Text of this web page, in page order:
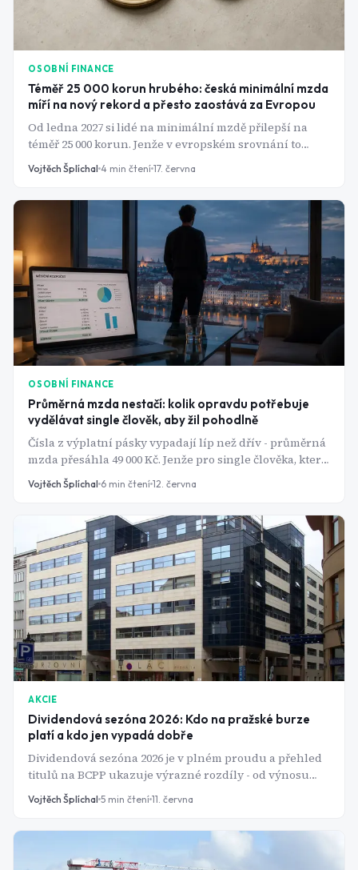
OSOBNÍ FINANCE
Téměř 25 000 korun hrubého: česká minimální mzda
míří na nový rekord a přesto zaostává za Evropou
Od ledna 2027 si lidé na minimální mzdě přilepší na
téměř 25 000 korun. Jenže v evropském srovnání to
Česku na chvostu pomáhá jen málo.
Vojtěch Šplíchal 4 min čtení 17. června
OSOBNÍ FINANCE
Průměrná mzda nestačí: kolik opravdu potřebuje
vydělávat single člověk, aby žil pohodlně
Čísla z výplatní pásky vypadají líp než dřív - průměrná
mzda přesáhla 49 000 Kč. Jenže pro single člověka, který
platí nájem sám, to stále nemusí stačit ani na pohodlný
život.
Vojtěch Šplíchal 6 min čtení 12. června
AKCIE
Dividendová sezóna 2026: Kdo na pražské burze
platí a kdo jen vypadá dobře
Dividendová sezóna 2026 je v plném proudu a přehled
titulů na BCPP ukazuje výrazné rozdíly - od výnosu
přes 8 % až po pouhých 0,6 %. Tady jsou čísla, která
rozhodují.
Vojtěch Šplíchal 5 min čtení 11. června